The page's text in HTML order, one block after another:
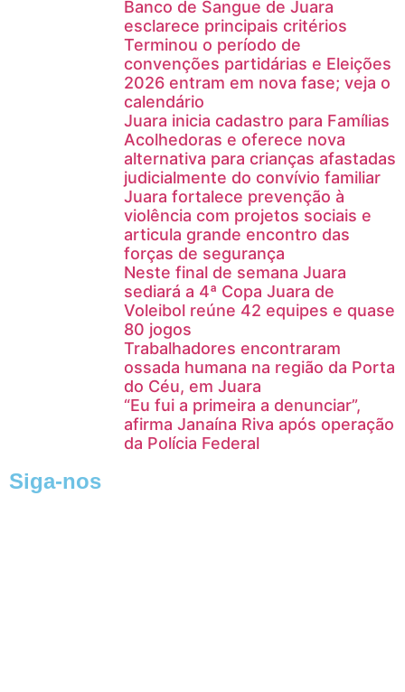
Banco de Sangue de Juara
esclarece principais critérios
Terminou o período de
convenções partidárias e Eleições
2026 entram em nova fase; veja o
calendário
Juara inicia cadastro para Famílias
Acolhedoras e oferece nova
alternativa para crianças afastadas
judicialmente do convívio familiar
Juara fortalece prevenção à
violência com projetos sociais e
articula grande encontro das
forças de segurança
Neste final de semana Juara
sediará a 4ª Copa Juara de
Voleibol reúne 42 equipes e quase
80 jogos
Trabalhadores encontraram
ossada humana na região da Porta
do Céu, em Juara
“Eu fui a primeira a denunciar”,
afirma Janaína Riva após operação
da Polícia Federal
Siga-nos